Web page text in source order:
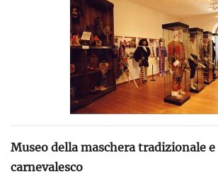
Museo della maschera tradizionale
carnevalesco